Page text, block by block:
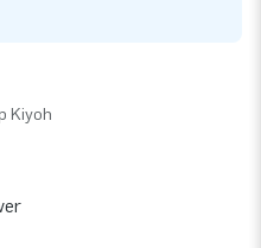
Kiyoh